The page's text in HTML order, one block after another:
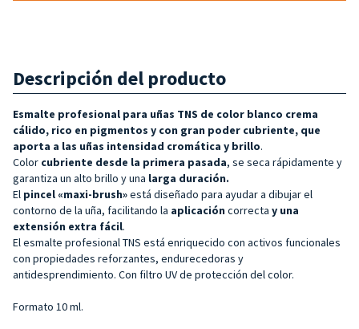
Descripción del producto
Esmalte profesional para uñas TNS de color blanco crema
cálido, rico en pigmentos y con gran poder cubriente, que
aporta a las uñas intensidad cromática y brillo.
Color cubriente desde la primera pasada, se seca rápidamente y
garantiza un alto brillo y una larga duración.
El pincel «maxi-brush»está diseñado para ayudar a dibujar el
contorno de la uña, facilitando la aplicación correcta y una
extensión extra fácil.
El esmalte profesional TNS está enriquecido con activos funcionales
con propiedades reforzantes, endurecedoras y
antidesprendimiento. Con filtro UV de protección del color.
Formato 10 ml.